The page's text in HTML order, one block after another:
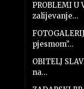
PROBLEMI U
zalijevanje…
pjesmom”…
OBITELJ
na…